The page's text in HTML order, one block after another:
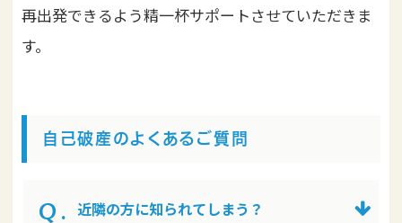
再出発できるよう精一杯サポートさせていただきま
す。
自己破産のよくあるご質問
近隣の方に知られてしまう？